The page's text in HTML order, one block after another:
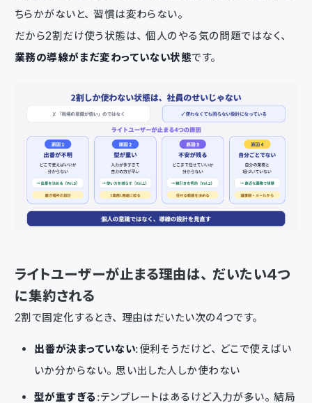
ちらかがないと、習慣は変わらない。
だから2割だけ使う状態は、個人のやる気の問題ではなく、
業務の導線がまだ変わっていない状態です。
ライトユーザーが止まる理由は、だいたい4つ
に集約される
2割で固定化するとき、理由はだいたい次の4つです。
出番が決まっていない：便利そうだけど、どこで使えばい
いか分からない。思い出した人しか使わない
型が重すぎる ：テンプレートはあるけど入力が多い。結局